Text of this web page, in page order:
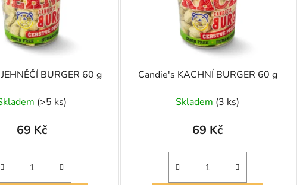
BURGER 60 g
(>5 ks)
69 Kč
Candie's KACHNÍ BURGER 60 g
Skladem (3 ks)
69 Kč